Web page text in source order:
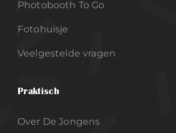
Photobooth To Go
Fotohuisje
Veelgestelde vragen
Praktisch
Over De Jongens